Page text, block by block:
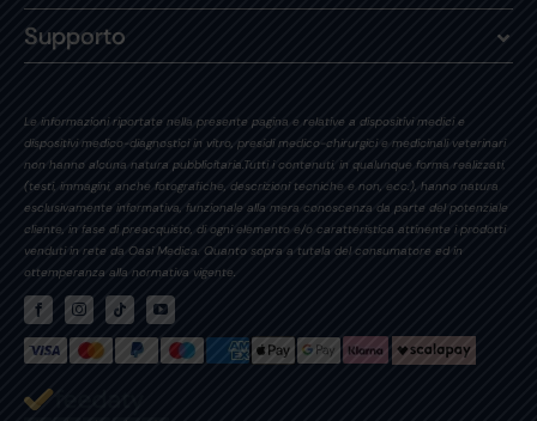
Supporto
Le informazioni riportate nella presente pagina e relative a dispositivi medici e
dispositivi medico-diagnostici in vitro, presidi medico-chirurgici e medicinali veterinari
non hanno alcuna natura pubblicitaria.Tutti i contenuti, in qualunque forma realizzati,
(testi, immagini, anche fotografiche, descrizioni tecniche e non, ecc.), hanno natura
esclusivamente informativa, funzionale alla mera conoscenza da parte del potenziale
cliente, in fase di preacquisto, di ogni elemento e/o caratteristica attinente i prodotti
venduti in rete da Oasi Medica. Quanto sopra a tutela del consumatore ed in
ottemperanza alla normativa vigente.